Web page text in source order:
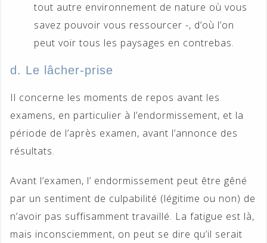
tout autre environnement de nature où vous
savez pouvoir vous ressourcer -, d’où l’on
peut voir tous les paysages en contrebas.
d. Le lâcher-prise
Il concerne les moments de repos avant les
examens, en particulier à l’endormissement, et la
période de l’après examen, avant l’annonce des
résultats.
Avant l’examen, l’ endormissement peut être gêné
par un sentiment de culpabilité (légitime ou non) de
n’avoir pas suffisamment travaillé. La fatigue est là,
mais inconsciemment, on peut se dire qu’il serait